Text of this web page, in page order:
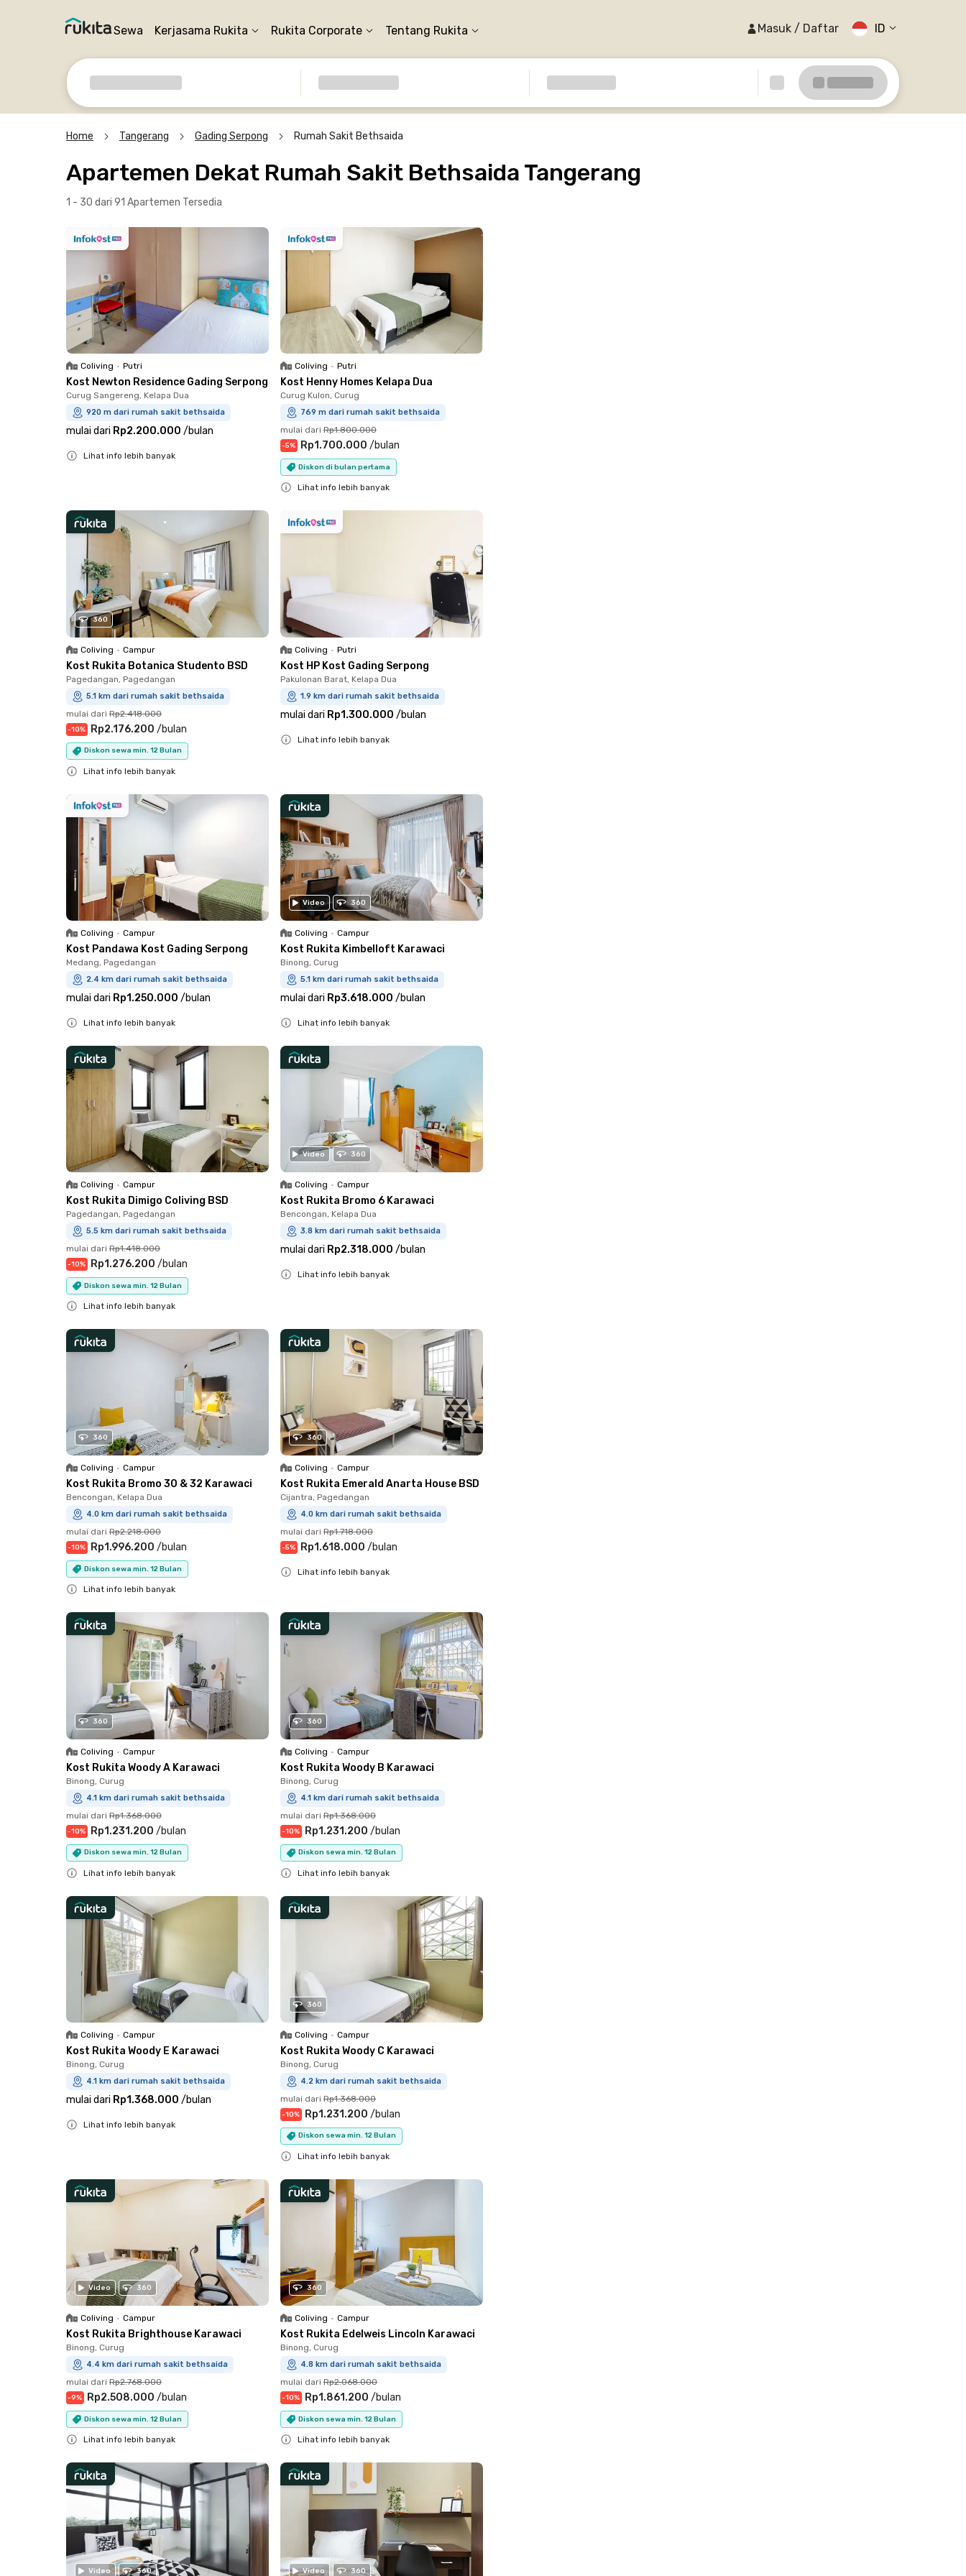
Sewa Kerjasama Rukita Rukita Corporate Tentang Rukita Masuk / Daftar ID
Home Tangerang Gading Serpong Rumah Sakit Bethsaida
Apartemen Dekat Rumah Sakit Bethsaida Tangerang
1 - 30 dari 91 Apartemen Tersedia
Coliving • Putri
Kost Newton Residence Gading Serpong
Curug Sangereng, Kelapa Dua
920 m dari rumah sakit bethsaida
mulai dari Rp2.200.000 /bulan
Lihat info lebih banyak
Coliving • Putri
Kost Henny Homes Kelapa Dua
Curug Kulon, Curug
769 m dari rumah sakit bethsaida
mulai dari Rp1.800.000
-5% Rp1.700.000 /bulan
Diskon di bulan pertama
Lihat info lebih banyak
360
Coliving • Campur
Kost Rukita Botanica Studento BSD
Pagedangan, Pagedangan
5.1 km dari rumah sakit bethsaida
mulai dari Rp2.418.000
-10% Rp2.176.200 /bulan
Diskon sewa min. 12 Bulan
Lihat info lebih banyak
Coliving • Putri
Kost HP Kost Gading Serpong
Pakulonan Barat, Kelapa Dua
1.9 km dari rumah sakit bethsaida
mulai dari Rp1.300.000 /bulan
Lihat info lebih banyak
Coliving • Campur
Kost Pandawa Kost Gading Serpong
Medang, Pagedangan
2.4 km dari rumah sakit bethsaida
mulai dari Rp1.250.000 /bulan
Lihat info lebih banyak
Video 360
Coliving • Campur
Kost Rukita Kimbelloft Karawaci
Binong, Curug
5.1 km dari rumah sakit bethsaida
mulai dari Rp3.618.000 /bulan
Lihat info lebih banyak
Coliving • Campur
Kost Rukita Dimigo Coliving BSD
Pagedangan, Pagedangan
5.5 km dari rumah sakit bethsaida
mulai dari Rp1.418.000
-10% Rp1.276.200 /bulan
Diskon sewa min. 12 Bulan
Lihat info lebih banyak
Video 360
Coliving • Campur
Kost Rukita Bromo 6 Karawaci
Bencongan, Kelapa Dua
3.8 km dari rumah sakit bethsaida
mulai dari Rp2.318.000 /bulan
Lihat info lebih banyak
360
Coliving • Campur
Kost Rukita Bromo 30 & 32 Karawaci
Bencongan, Kelapa Dua
4.0 km dari rumah sakit bethsaida
mulai dari Rp2.218.000
-10% Rp1.996.200 /bulan
Diskon sewa min. 12 Bulan
Lihat info lebih banyak
360
Coliving • Campur
Kost Rukita Emerald Anarta House BSD
Cijantra, Pagedangan
4.0 km dari rumah sakit bethsaida
mulai dari Rp1.718.000
-5% Rp1.618.000 /bulan
Lihat info lebih banyak
360
Coliving • Campur
Kost Rukita Woody A Karawaci
Binong, Curug
4.1 km dari rumah sakit bethsaida
mulai dari Rp1.368.000
-10% Rp1.231.200 /bulan
Diskon sewa min. 12 Bulan
Lihat info lebih banyak
360
Coliving • Campur
Kost Rukita Woody B Karawaci
Binong, Curug
4.1 km dari rumah sakit bethsaida
mulai dari Rp1.368.000
-10% Rp1.231.200 /bulan
Diskon sewa min. 12 Bulan
Lihat info lebih banyak
Coliving • Campur
Kost Rukita Woody E Karawaci
Binong, Curug
4.1 km dari rumah sakit bethsaida
mulai dari Rp1.368.000 /bulan
Lihat info lebih banyak
360
Coliving • Campur
Kost Rukita Woody C Karawaci
Binong, Curug
4.2 km dari rumah sakit bethsaida
mulai dari Rp1.368.000
-10% Rp1.231.200 /bulan
Diskon sewa min. 12 Bulan
Lihat info lebih banyak
Video 360
Coliving • Campur
Kost Rukita Brighthouse Karawaci
Binong, Curug
4.4 km dari rumah sakit bethsaida
mulai dari Rp2.768.000
-9% Rp2.508.000 /bulan
Diskon sewa min. 12 Bulan
Lihat info lebih banyak
360
Coliving • Campur
Kost Rukita Edelweis Lincoln Karawaci
Binong, Curug
4.8 km dari rumah sakit bethsaida
mulai dari Rp2.068.000
-10% Rp1.861.200 /bulan
Diskon sewa min. 12 Bulan
Lihat info lebih banyak
Video 360 Video 360